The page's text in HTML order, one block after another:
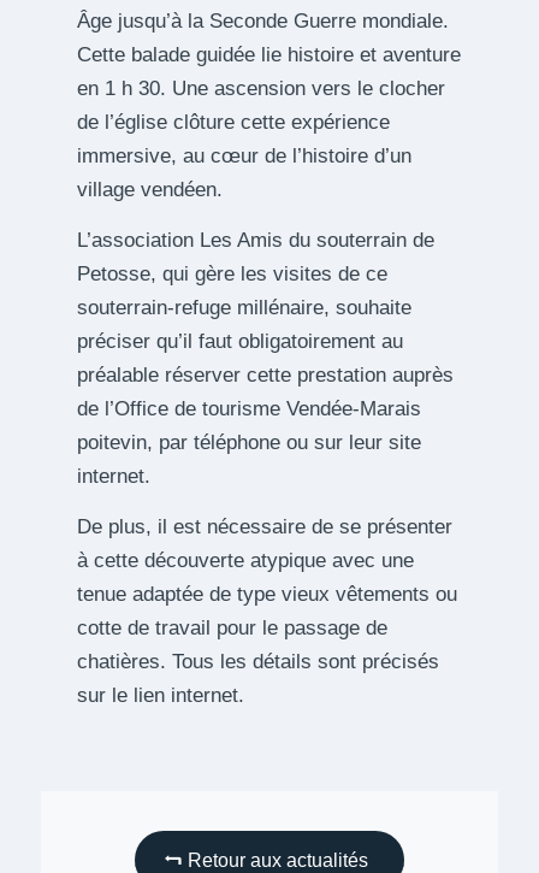
Âge jusqu’à la Seconde Guerre mondiale.
Cette balade guidée lie histoire et aventure
en 1 h 30. Une ascension vers le clocher
de l’église clôture cette expérience
immersive, au cœur de l’histoire d’un
village vendéen.
L’association Les Amis du souterrain de
Petosse, qui gère les visites de ce
souterrain-refuge millénaire, souhaite
préciser qu’il faut obligatoirement au
préalable réserver cette prestation auprès
de l’Office de tourisme Vendée-Marais
poitevin, par téléphone ou sur leur site
internet.
De plus, il est nécessaire de se présenter
à cette découverte atypique avec une
tenue adaptée de type vieux vêtements ou
cotte de travail pour le passage de
chatières. Tous les détails sont précisés
sur le lien internet.
Retour aux actualités